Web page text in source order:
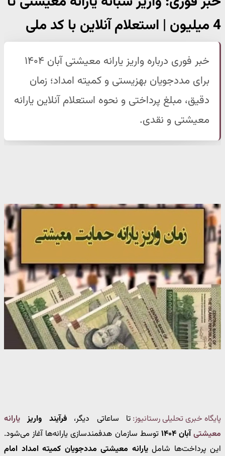
4 میلیون | استعلام آنلاین با کد ملی
خبر فوری درباره واریز یارانه معیشتی آبان ۱۴۰۴
برای مددجویان بهزیستی و کمیته امداد؛ زمان
دقیق، مبلغ پرداختی و نحوه استعلام آنلاین یارانه
معیشتی و نقدی.
پایگاه خبری تحلیلی رستانیوز: تا ساعاتی دیگر،فرآیند واریز یارانه
معیشتیآبان ۱۴۰۴
توسط سازمان هدفمندسازی یارانه‌ها آغاز می‌شود.
این پرداخت‌ها شاملیارانه معیشتی مددجویان کمیته امداد امام